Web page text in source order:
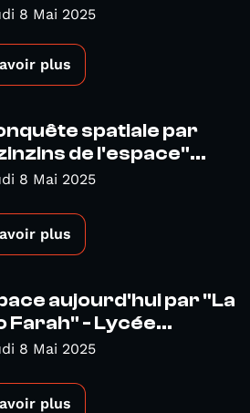
8 Mai 2025
plus
spatiale par
de l'espace"...
8 Mai 2025
plus
aujourd'hui par "La
Farah" - Lycée...
8 Mai 2025
plus